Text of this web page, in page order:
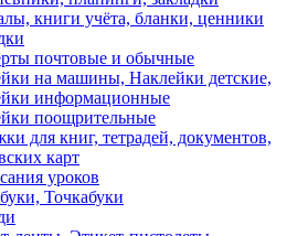
книги учёта, бланки, ценники
почтовые и обычные
на машины, Наклейки детские,
информационные
поощрительные
для книг, тетрадей, документов,
карт
уроков
Точкабуки